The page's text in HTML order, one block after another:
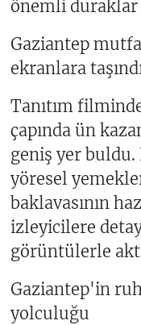
önemli duraklar
Gaziantep
ekranlara
Tanıtım
çapında ün
geniş yer buldu.
yöresel
baklavasının
izleyicilere
görüntülerle
Gaziantep'in
yolculuğu